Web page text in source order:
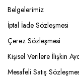
Belgelerimiz
İptal İade Sözleşmesi
Çerez Sözleşmesi
Kişisel Verilere İlişkin
Mesafeli Satış